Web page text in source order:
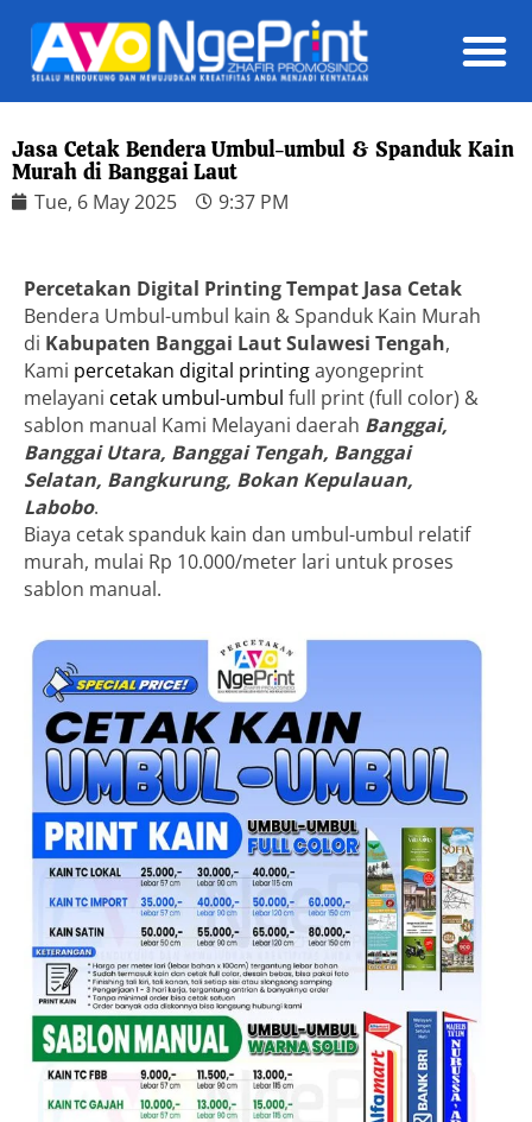
Jasa Cetak Bendera Umbul-umbul & Spanduk Kain
Murah di Banggai Laut
Tue, 6 May 2025 9:37 PM
Percetakan Digital Printing Tempat Jasa Cetak
Bendera Umbul-umbul kain & Spanduk Kain Murah
di Kabupaten Banggai Laut Sulawesi Tengah,
Kami percetakan digital printingayongeprint
melayani cetak umbul-umbul full print (full color) &
sablon manual Kami Melayani daerah Banggai,
Banggai Utara, Banggai Tengah, Banggai
Selatan, Bangkurung, Bokan Kepulauan,
Labobo.
Biaya cetak spanduk kain dan umbul-umbul relatif
murah, mulai Rp 10.000/meter lari untuk proses
sablon manual.